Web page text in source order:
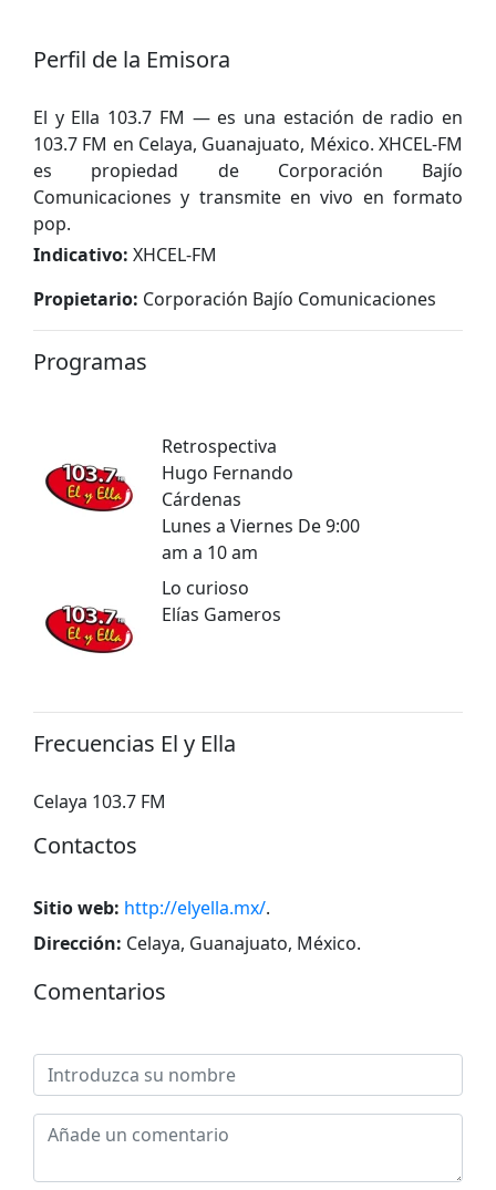
Perfil de la Emisora
El y Ella 103.7 FM — es una estación de radio en
103.7 FM en Celaya, Guanajuato, México. XHCEL-FM
es propiedad de Corporación Bajío
Comunicaciones y transmite en vivo en formato
pop.
Indicativo: XHCEL-FM
Propietario: Corporación Bajío Comunicaciones
Programas
Retrospectiva
Hugo Fernando
Cárdenas
Lunes a Viernes De 9:00
am a 10 am
Lo curioso
Elías Gameros
Frecuencias El y Ella
Celaya 103.7 FM
Contactos
Sitio web: http://elyella.mx/.
Dirección: Celaya, Guanajuato, México.
Comentarios